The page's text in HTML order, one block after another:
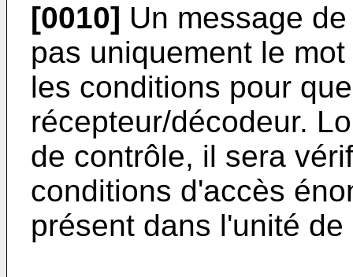
[0010] Un message
pas uniquement le
les conditions pour
récepteur/décodeur.
de contrôle, il sera
conditions d'accès
présent dans l'unité